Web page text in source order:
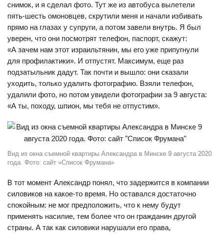
снимок, и я сделал фото. Тут же из автобуса вылетели
пять-шесть омоновцев, скрутили меня и начали избивать
прямо на глазах у супруги, а потом завели внутрь. Я был
уверен, что они посмотрят телефон, паспорт, скажут:
«А зачем нам этот израильтянин, мы его уже припугнули
для профилактики». И отпустят. Максимум, еще раз
подзатыльник дадут. Так почти и вышло: они сказали
уходить, только удалить фотографию. Взяли телефон,
удалили фото, но потом увидели фотографии за 9 августа:
«А ты, походу, шпион, мы тебя не отпустим».
Вид из окна съемной квартиры Александра в Минске 9 августа 2020
года. Фото: сайт «Список Фрумана»
В тот момент Александр понял, что задержится в компании
силовиков на какое-то время. Но оставался достаточно
спокойным: не мог предположить, что к нему будут
применять насилие, тем более что он гражданин другой
страны. А так как силовики нарушали его права,